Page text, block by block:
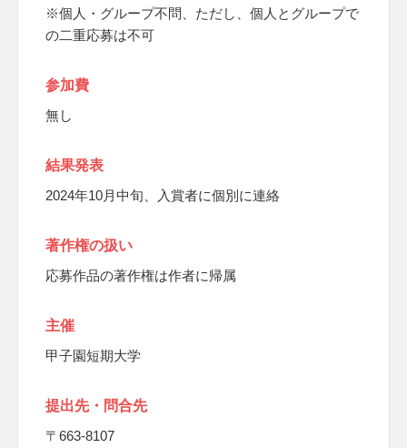
※個人・グループ不問、ただし、個人とグループで
の二重応募は不可
参加費
無し
結果発表
2024年10月中旬、入賞者に個別に連絡
著作権の扱い
応募作品の著作権は作者に帰属
主催
甲子園短期大学
提出先・問合先
〒663-8107